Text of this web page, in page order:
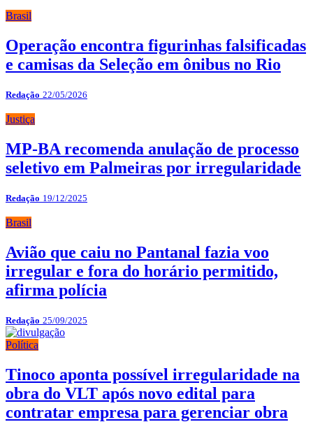
Brasil
Operação encontra figurinhas falsificadas
e camisas da Seleção em ônibus no Rio
Redação 22/05/2026
Justiça
MP-BA recomenda anulação de processo
seletivo em Palmeiras por irregularidade
Redação 19/12/2025
Brasil
Avião que caiu no Pantanal fazia voo
irregular e fora do horário permitido,
afirma polícia
Redação 25/09/2025
Política
Tinoco aponta possível irregularidade na
obra do VLT após novo edital para
contratar empresa para gerenciar obra